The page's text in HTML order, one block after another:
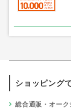
ショッピング
総合通販・オーク